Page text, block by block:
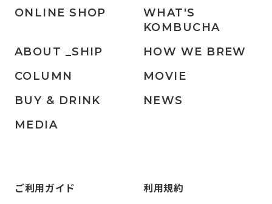
ONLINE SHOP
WHAT'S
KOMBUCHA
ABOUT _SHIP
HOW WE BREW
COLUMN
MOVIE
BUY & DRINK
NEWS
MEDIA
ご利用ガイド
利用規約